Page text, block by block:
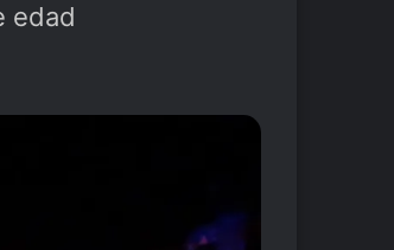
edad